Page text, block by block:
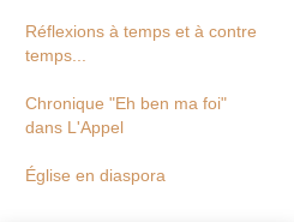
Réflexions à temps et à contre
temps...
Chronique "Eh ben ma foi"
dans L'Appel
Église en diaspora